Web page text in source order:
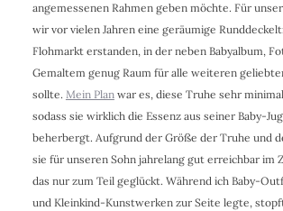
angemessenen Rahmen geben möchte. Für
wir vor vielen Jahren eine geräumige
Flohmarkt erstanden, in der neben Babyalbum,
Gemaltem genug Raum für alle weiteren
sollte. Mein Planwar es, diese Truhe sehr
sodass sie wirklich die Essenz aus seiner Baby-
beherbergt. Aufgrund der Größe der Truhe und
sie für unseren Sohn jahrelang gut erreichbar im
das nur zum Teil geglückt. Während ich Baby-
und Kleinkind-Kunstwerken zur Seite legte,